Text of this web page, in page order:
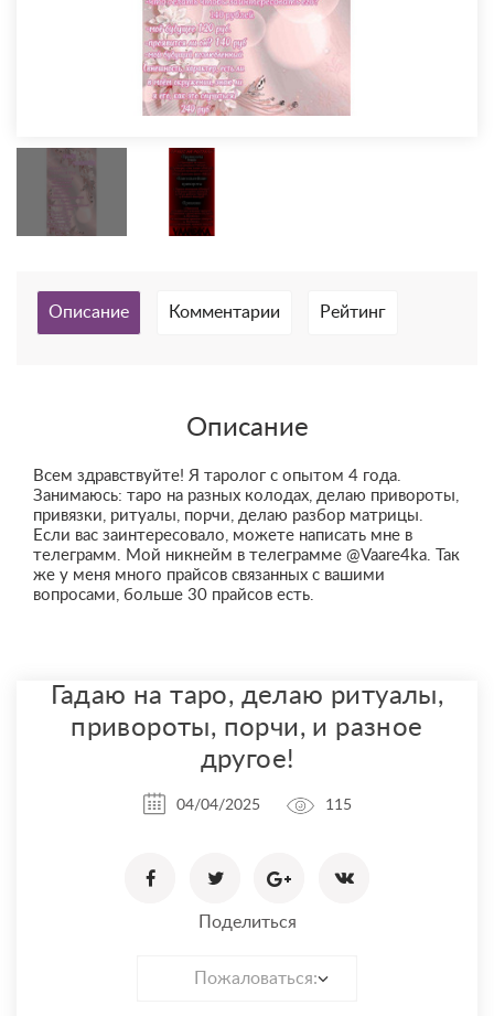
Описание Комментарии Рейтинг
Описание
Всем здравствуйте! Я таролог с опытом 4 года.
Занимаюсь: таро на разных колодах, делаю привороты,
привязки, ритуалы, порчи, делаю разбор матрицы.
Если вас заинтересовало, можете написать мне в
телеграмм. Мой никнейм в телеграмме @Vaare4ka. Так
же у меня много прайсов связанных с вашими
вопросами, больше 30 прайсов есть.
Гадаю на таро, делаю ритуалы,
привороты, порчи, и разное
другое!
04/04/2025 115
Поделиться
Пожаловаться: